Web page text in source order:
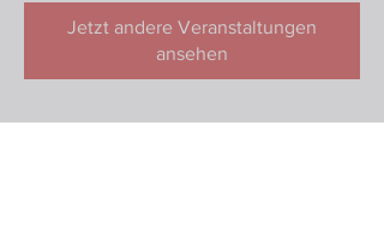
Jetzt andere Veranstaltungen
ansehen